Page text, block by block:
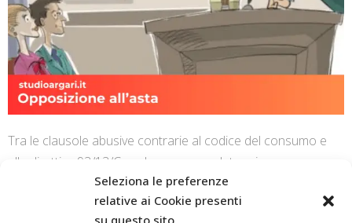
Seleziona le preferenze
relative ai Cookie presenti
su questo sito
Tra le clausole abusive contrarie al codice del consumo e
alla direttiva 93/13/Cee che possono determinare
l’illegittimità del debito.